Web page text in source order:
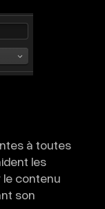
à toutes
les
contenu
son